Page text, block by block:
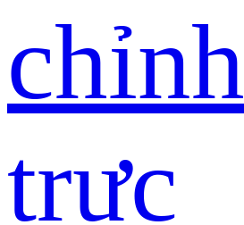
chỉnh
trực